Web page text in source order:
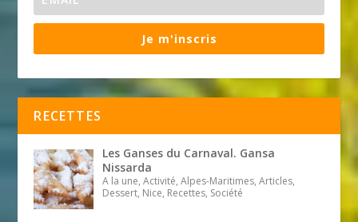
Je m'inscris
RECETTES
Les Ganses du Carnaval. Gansa
Nissarda
A la une, Activité, Alpes-Maritimes, Articles,
Dessert, Nice, Recettes, Société